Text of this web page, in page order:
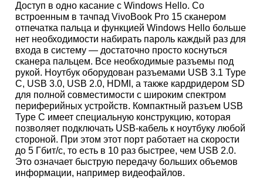
Доступ в одно касание с Windows Hello. Со
встроенным в тачпад VivoBook Pro 15 сканером
отпечатка пальца и функцией Windows Hello больше
нет необходимости набирать пароль каждый раз для
входа в систему — достаточно просто коснуться
сканера пальцем. Все необходимые разъемы под
рукой. Ноутбук оборудован разъемами USB 3.1 Type
C, USB 3.0, USB 2.0, HDMI, а также кардридером SD
для полной совместимости с широким спектром
периферийных устройств. Компактный разъем USB
Type C имеет специальную конструкцию, которая
позволяет подключать USB-кабель к ноутбуку любой
стороной. При этом этот порт работает на скорости
до 5 Гбит/с, то есть в 10 раз быстрее, чем USB 2.0.
Это означает быструю передачу больших объемов
информации, например видеофайлов.